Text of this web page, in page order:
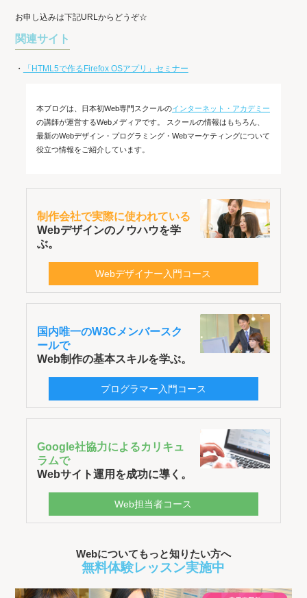
お申し込みは下記URLからどうぞ☆
関連サイト
・ 「HTML5で作るFirefox OSアプリ」セミナー
本ブログは、日本初Web専門スクールのインターネット・アカデミー
の講師が運営するWebメディアです。 スクールの情報はもちろん、
最新のWebデザイン・プログラミング・Webマーケティングについて
役立つ情報をご紹介しています。
制作会社で実際に使われている
Webデザインのノウハウを学
ぶ。
Webデザイナー入門コース
国内唯一のW3Cメンバースク
ールで
Web制作の基本スキルを学ぶ。
プログラマー入門コース
Google社協力によるカリキュ
ラムで
Webサイト運用を成功に導く。
Web担当者コース
Webについてもっと知りたい方へ
無料体験レッスン実施中